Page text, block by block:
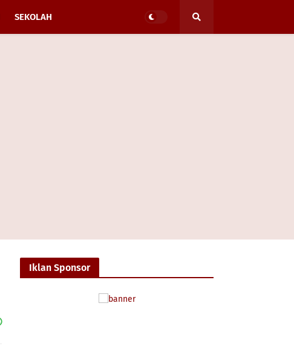
SEKOLAH
Iklan Sponsor